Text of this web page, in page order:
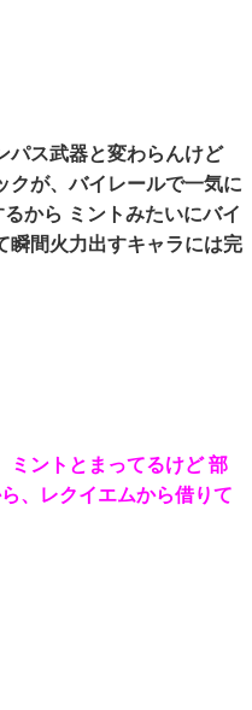
パス武器と変わらんけど
クが、バイレールで一気に
から ミントみたいにバイ
瞬間火力出すキャラには完
ミントとまってるけど 部
、レクイエムから借りて